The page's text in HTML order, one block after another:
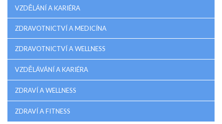
VZDĚLÁNÍ A KARIÉRA
ZDRAVOTNICTVÍ A MEDICÍNA
ZDRAVOTNICTVÍ A WELLNESS
VZDĚLÁVÁNÍ A KARIÉRA
ZDRAVÍ A WELLNESS
ZDRAVÍ A FITNESS